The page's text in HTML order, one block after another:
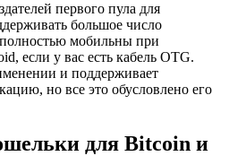
первого пула для
большое число
мобильны при
если у вас есть кабель OTG.
и поддерживает
но все это обусловлено его
для Bitcoin и